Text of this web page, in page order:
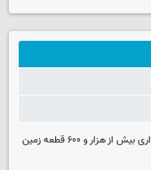
اجرای ۶۴۵ طرح هادی روستایی در آذربایجان‌غربی / واگذاری بیش از هزار و ۶۰۰ قطعه زمین